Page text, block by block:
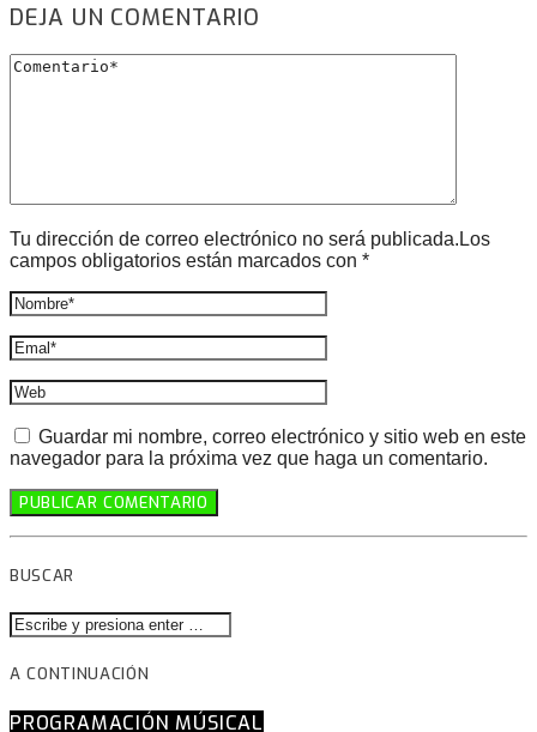
DEJA UN COMENTARIO
Tu dirección de correo electrónico no será publicada.Los
campos obligatorios están marcados con *
Guardar mi nombre, correo electrónico y sitio web en este
navegador para la próxima vez que haga un comentario.
BUSCAR
A CONTINUACIÓN
PROGRAMACIÓN MÚSICAL